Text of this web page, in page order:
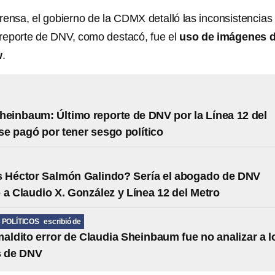
el gobierno de la CDMX detalló las inconsistencias
de DNV, como destacó, fue el uso de imágenes
.
Último reporte de DNV por la Línea 12 del
pagó por tener sesgo político
Héctor Salmón Galindo? Sería el abogado de DNV
Claudio X. González y Línea 12 del Metro
escribió de
error de Claudia Sheinbaum fue no analizar a
DNV